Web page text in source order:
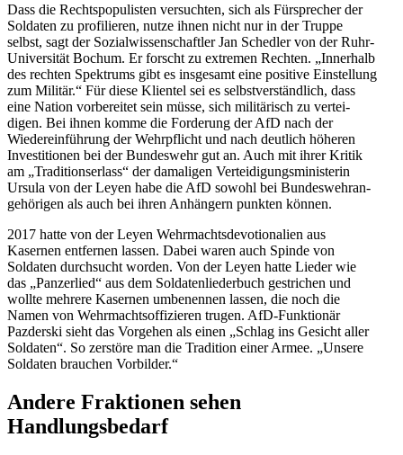
Dass die Rechts­po­pu­listen versuchten, sich als Fürsprecher der
Soldaten zu profi­lieren, nutze ihnen nicht nur in der Truppe
selbst, sagt der Sozial­wis­sen­schaftler Jan Schedler von der Ruhr-
Univer­sität Bochum. Er forscht zu extremen Rechten. „Innerhalb
des rechten Spektrums gibt es insgesamt eine positive Einstellung
zum Militär.“ Für diese Klientel sei es selbst­ver­ständlich, dass
eine Nation vorbe­reitet sein müsse, sich militä­risch zu vertei­
digen. Bei ihnen komme die Forderung der AfD nach der
Wieder­ein­führung der Wehrpflicht und nach deutlich höheren
Inves­ti­tionen bei der Bundeswehr gut an. Auch mit ihrer Kritik
am „Tradi­ti­ons­erlass“ der damaligen Vertei­di­gungs­mi­nis­terin
Ursula von der Leyen habe die AfD sowohl bei Bundes­wehr­an­
ge­hö­rigen als auch bei ihren Anhängern punkten können.
2017 hatte von der Leyen Wehrmachts­de­vo­tio­nalien aus
Kasernen entfernen lassen. Dabei waren auch Spinde von
Soldaten durch­sucht worden. Von der Leyen hatte Lieder wie
das „Panzerlied“ aus dem Solda­ten­lie­derbuch gestrichen und
wollte mehrere Kasernen umbenennen lassen, die noch die
Namen von Wehrmachts­of­fi­zieren trugen. AfD-Funktionär
Pazderski sieht das Vorgehen als einen „Schlag ins Gesicht aller
Soldaten“. So zerstöre man die Tradition einer Armee. „Unsere
Soldaten brauchen Vorbilder.“
Andere Fraktionen sehen
Handlungsbedarf